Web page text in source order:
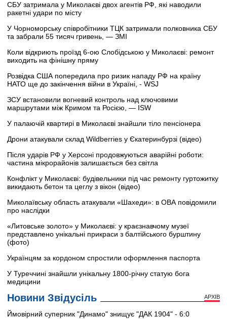
СБУ затримала у Миколаєві двох агентів РФ, які наводили
ракетні удари по місту
У Чорноморську співробітники ТЦК затримали полковника СБУ
та забрали 55 тисяч гривень, — ЗМІ
Коли відкриють проїзд 6-ою Слобідською у Миколаєві: ремонт
виходить на фінішну пряму
Розвідка США попередила про ризик нападу РФ на країну
НАТО ще до закінчення війни в Україні, - WSJ
ЗСУ встановили вогневий контроль над ключовими
маршрутами між Кримом та Росією, — ISW
У палаючій квартирі в Миколаєві знайшли тіло пенсіонера
Дрони атакували склад Wildberries у Єкатеринбурзі (відео)
Після ударів РФ у Херсоні продовжуються аварійні роботи:
частина мікрорайонів залишається без світла
Конфлікт у Миколаєві: будівельники під час ремонту гуртожитку
викидають бетон та цеглу з вікон (відео)
Миколаївську область атакували «Шахеди»: в ОВА повідомили
про наслідки
«Литовське золото» у Миколаєві: у краєзнавчому музеї
представлено унікальні прикраси з балтійського бурштину
(фото)
Українцям за кордоном спростили оформлення паспорта
У Туреччині знайшли унікальну 1800-річну статую бога
медицини
Новини Звідусіль АРХІВ
Ймовірний суперник "Динамо" знищує "ДАК 1904" - 6:0